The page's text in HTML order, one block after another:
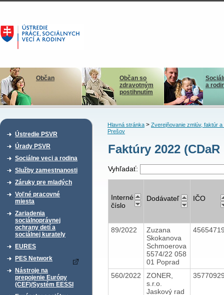
Občan
Občan so
zdravotným
postihnutím
a
Ústredie PSVR
Úrady PSVR
Sociálne veci a rodina
Služby zamestnanosti
Záruky pre mladých
Voľné pracovné
miesta
Zariadenia
sociálnoprávnej
ochrany detí a
sociálnej kurately
EURES
PES Network
Nástroje na
prepojenie Európy
(CEF)/Systém EESSI
Hlavná stránka> Zverejňovanie zmlúv, faktúr a
Prešov
Faktúry 2022
Vyhľadať:
Interné
číslo
Dodávateľ IČO
89/2022
Zuzana
Skokanova
Schmoerova
5574/22 058
01 Poprad
560/2022
ZONER,
s.r.o.
Jaskový rad